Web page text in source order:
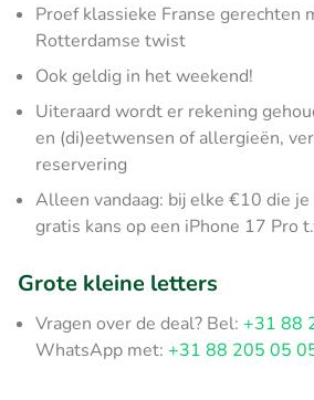
Proef klassieke Franse gerechten
Rotterdamse twist
Ook geldig in het weekend!
Uiteraard wordt er rekening
en (di)eetwensen of allergieën,
reservering
Alleen vandaag: bij elke €10 die
gratis kans op een iPhone 17 Pro
Grote kleine letters
Vragen over de deal? Bel: +31 88
WhatsApp met: +31 88 205 05